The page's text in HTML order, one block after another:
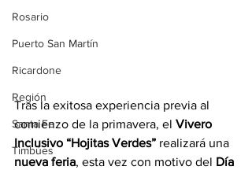
Rosario
Puerto San Martín
Ricardone
Región
Santa Fe
Timbúes
Tras la exitosa experiencia previa al
comienzo de la primavera, el Vivero
Inclusivo “Hojitas Verdes” realizará una
nueva feria, esta vez con motivo del Día